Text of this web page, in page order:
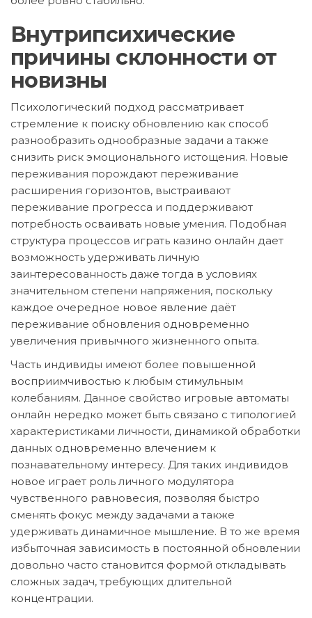
Внутрипсихические
причины склонности от
новизны
Психологический подход рассматривает
стремление к поиску обновлению как способ
разнообразить однообразные задачи а также
снизить риск эмоционального истощения. Новые
переживания порождают переживание
расширения горизонтов, выстраивают
переживание прогресса и поддерживают
потребность осваивать новые умения. Подобная
структура процессов играть казино онлайн дает
возможность удерживать личную
заинтересованность даже тогда в условиях
значительном степени напряжения, поскольку
каждое очередное новое явление даёт
переживание обновления одновременно
увеличения привычного жизненного опыта.
Часть индивиды имеют более повышенной
восприимчивостью к любым стимульным
колебаниям. Данное свойство игровые автоматы
онлайн нередко может быть связано с типологией
характеристиками личности, динамикой обработки
данных одновременно влечением к
познавательному интересу. Для таких индивидов
новое играет роль личного модулятора
чувственного равновесия, позволяя быстро
сменять фокус между задачами а также
удерживать динамичное мышление. В то же время
избыточная зависимость в постоянной обновлении
довольно часто становится формой откладывать
сложных задач, требующих длительной
концентрации.